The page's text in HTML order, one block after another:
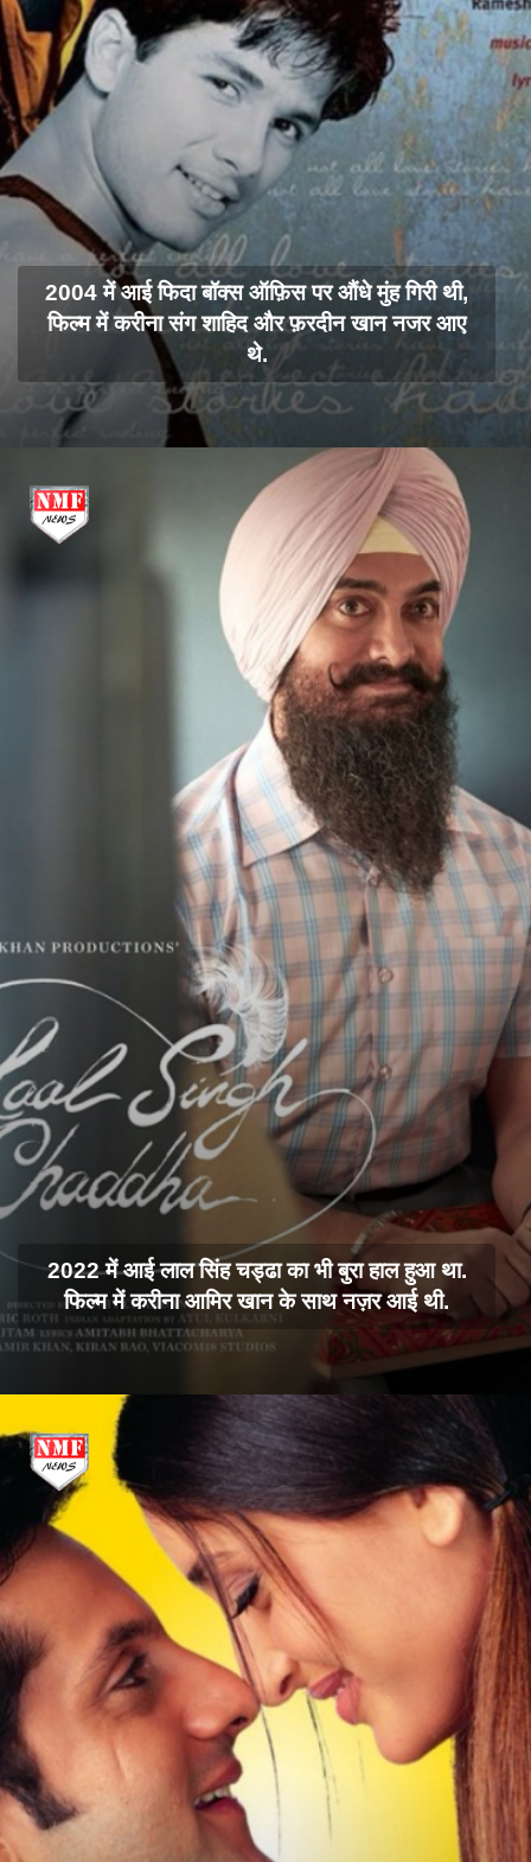
2004 में आई फिदा बॉक्स ऑफ़िस पर औंधे मुंह गिरी थी,
फिल्म में करीना संग शाहिद और फ़रदीन खान नजर आए
थे.
2022 में आई लाल सिंह चड्ढा का भी बुरा हाल हुआ था.
फिल्म में करीना आमिर खान के साथ नज़र आई थी.